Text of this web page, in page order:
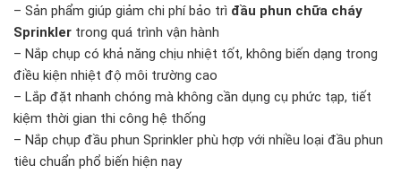
– Sản phẩm giúp giảm chi phí bảo trì đầu phun chữa cháy
Sprinkler trong quá trình vận hành
– Nắp chụp có khả năng chịu nhiệt tốt, không biến dạng trong
điều kiện nhiệt độ môi trường cao
– Lắp đặt nhanh chóng mà không cần dụng cụ phức tạp, tiết
kiệm thời gian thi công hệ thống
– Nắp chụp đầu phun Sprinkler phù hợp với nhiều loại đầu phun
tiêu chuẩn phổ biến hiện nay